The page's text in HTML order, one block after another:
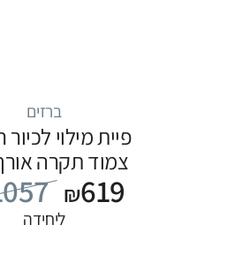
ברזים
פיית מילוי
ס”מ, סדרה FLOW: שחור
₪619
ליחידה